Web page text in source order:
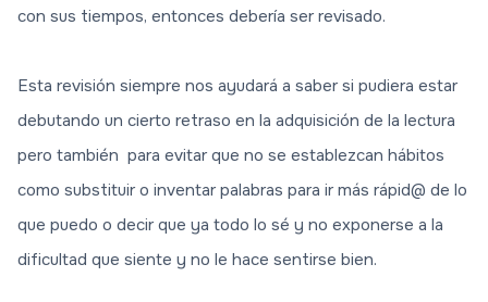
con sus tiempos, entonces debería ser revisado.
Esta revisión siempre nos ayudará a saber si pudiera estar
debutando un cierto retraso en la adquisición de la lectura
pero también para evitar que no se establezcan hábitos
como substituir o inventar palabras para ir más rápid@ de lo
que puedo o decir que ya todo lo sé y no exponerse a la
dificultad que siente y no le hace sentirse bien.